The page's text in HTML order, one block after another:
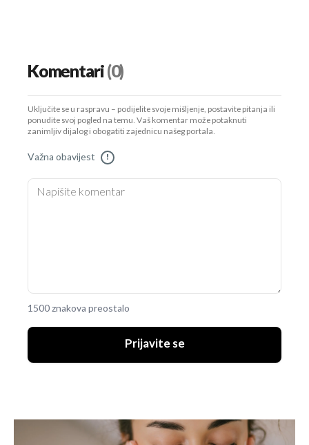
Komentari(0)
Uključite se u raspravu – podijelite svoje mišljenje, postavite pitanja ili
ponudite svoj pogled na temu. Vaš komentar može potaknuti
zanimljiv dijalog i obogatiti zajednicu našeg portala.
Važna obavijest !
1500 znakova preostalo
Prijavite se